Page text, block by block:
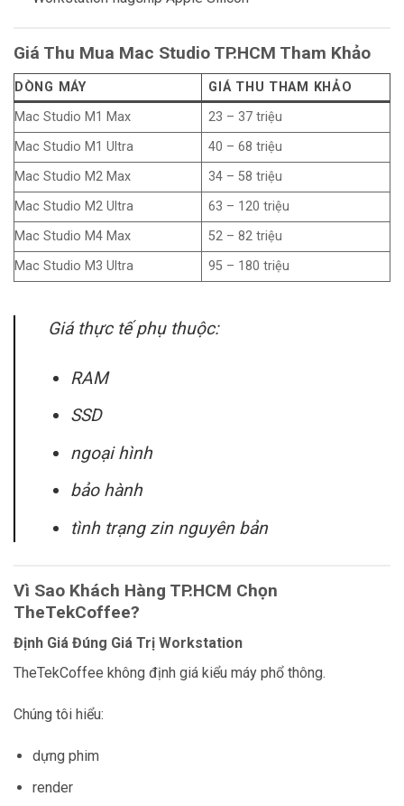
Giá Thu Mua Mac Studio TP.HCM Tham Khảo
DÒNG MÁY
GIÁ THU THAM KHẢO
Mac Studio M1 Max
23 – 37 triệu
Mac Studio M1 Ultra
40 – 68 triệu
Mac Studio M2 Max
34 – 58 triệu
Mac Studio M2 Ultra
63 – 120 triệu
Mac Studio M4 Max
52 – 82 triệu
Mac Studio M3 Ultra
95 – 180 triệu
Giá thực tế phụ thuộc:
RAM
SSD
ngoại hình
bảo hành
tình trạng zin nguyên bản
Vì Sao Khách Hàng TP.HCM Chọn
TheTekCoffee?
Định Giá Đúng Giá Trị Workstation
TheTekCoffee không định giá kiểu máy phổ thông.
Chúng tôi hiểu:
dựng phim
render